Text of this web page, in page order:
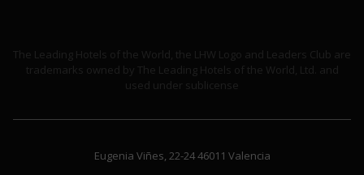
The Leading Hotels of the World, the LHW Logo and Leaders Club are
trademarks owned by The Leading Hotels of the World, Ltd. and
used under sublicense
Eugenia Viñes, 22-2446011 Valencia